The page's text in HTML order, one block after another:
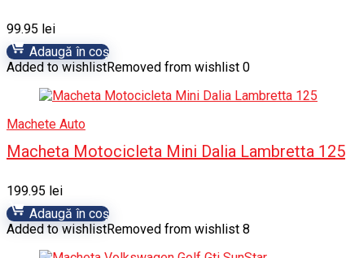
99.95 lei
Adaugă în coș
Added to wishlistRemoved from wishlist 0
Machete Auto
Macheta Motocicleta Mini Dalia Lambretta 125
199.95 lei
Adaugă în coș
Added to wishlistRemoved from wishlist 8